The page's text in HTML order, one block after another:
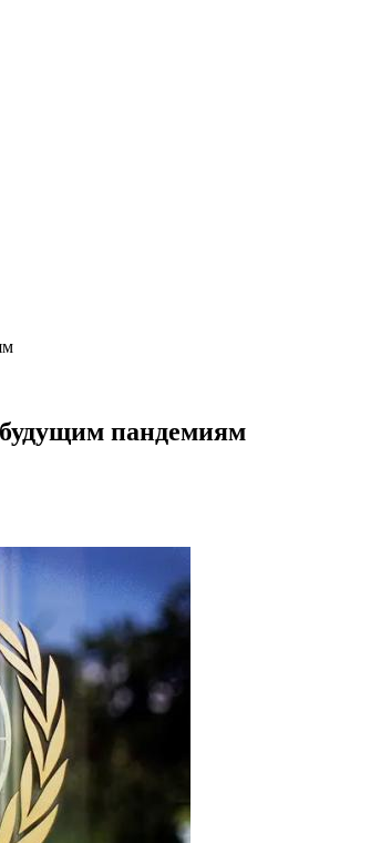
пандемиям